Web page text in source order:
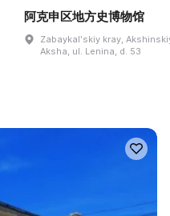
阿克申区地方史博物馆
Zabaykalʹskiy kray,
Aksha, ul. Lenina, d. 53